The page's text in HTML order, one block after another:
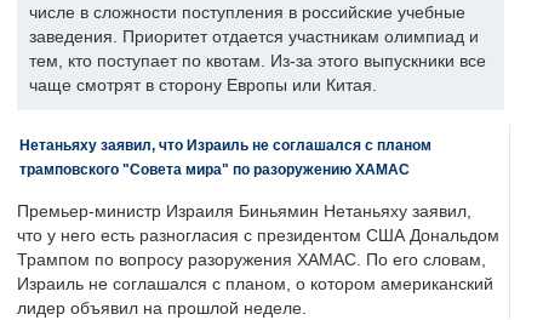
числе в сложности поступления в российские учебные
заведения. Приоритет отдается участникам олимпиад и
тем, кто поступает по квотам. Из-за этого выпускники все
чаще смотрят в сторону Европы или Китая.
Нетаньяху заявил, что Израиль не соглашался с планом
трамповского "Совета мира" по разоружению ХАМАС
Премьер-министр Израиля Биньямин Нетаньяху заявил,
что у него есть разногласия с президентом США Дональдом
Трампом по вопросу разоружения ХАМАС. По его словам,
Израиль не соглашался с планом, о котором американский
лидер объявил на прошлой неделе.